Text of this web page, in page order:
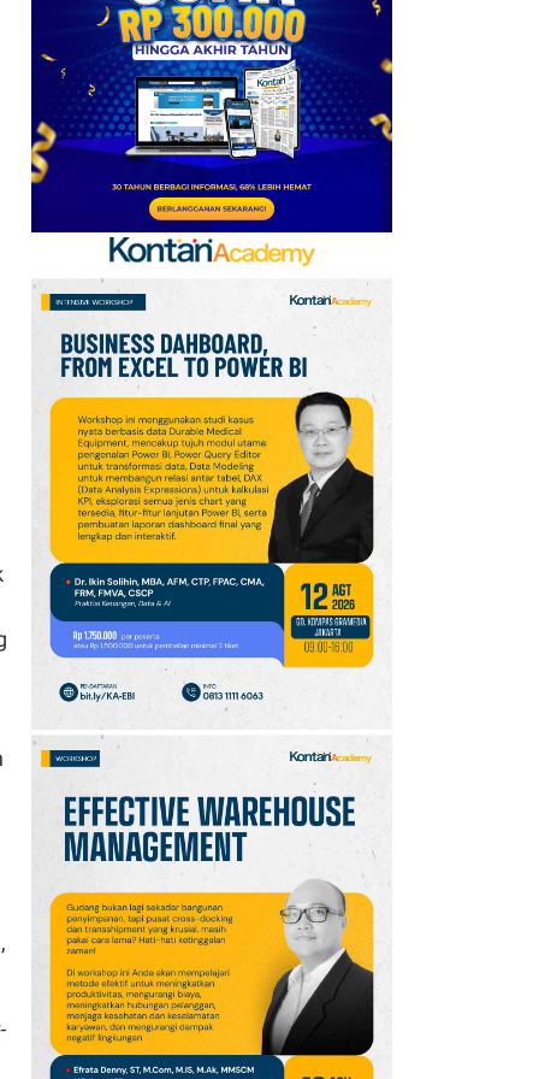
Baru, Ini Daftar 54
Saham HSC BEI per 6
Agustus 2026
7
UEFA hingga Luis Figo,
Ini Daftar Pihak yang
Menentang Gianni
Infantino
8
Krisis Migrasi Ancam
Status Maroko sebagai
Tuan Rumah Piala Dunia
2030
Promo Super Hemat
Indomaret 6–19 Agustus
2026, Diskon Kebutuhan
Rumah hingga 40%
10 Jadwal Persija vs Arema
FC Perebutan Juara 3
Piala Presiden 2026,
Kick-off Sore Ini